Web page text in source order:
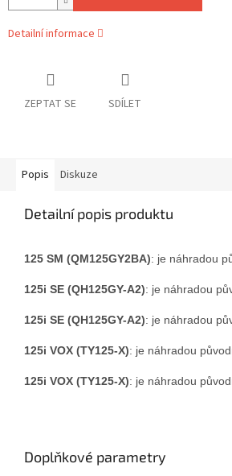
Detailní informace
ZEPTAT SE SDÍLET
Popis Diskuze
Detailní popis produktu
125 SM (QM125GY2BA): je náhradou
125i SE (QH125GY-A2): je náhradou
125i SE (QH125GY-A2): je náhradou
125i VOX (TY125-X): je náhradou
125i VOX (TY125-X): je náhradou
Doplňkové parametry